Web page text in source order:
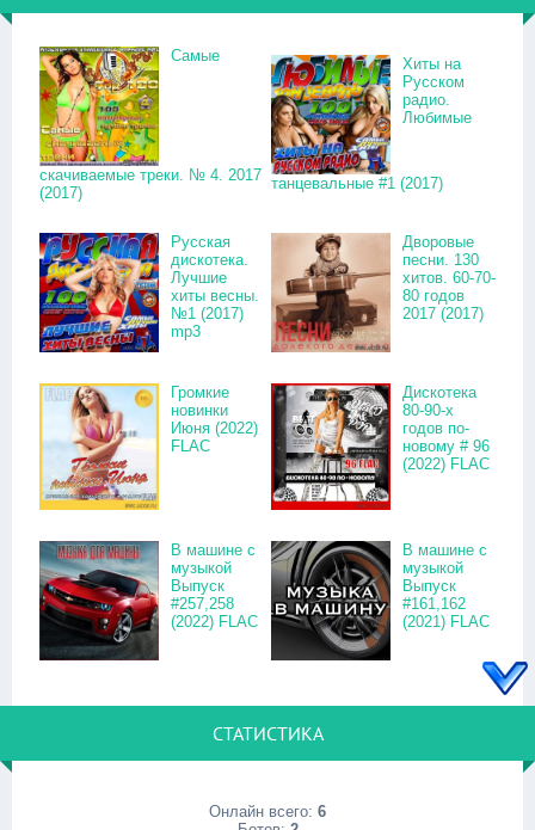
Самые
скачиваемые треки. № 4. 2017
(2017)
Хиты на
Русском
радио.
Любимые
танцевальные #1 (2017)
Русская
дискотека.
Лучшие
хиты весны.
№1 (2017)
mp3
Дворовые
песни. 130
хитов. 60-70-
80 годов
2017 (2017)
Громкие
новинки
Июня (2022)
FLAC
Дискотека
80-90-х
годов по-
новому # 96
(2022) FLAC
В машине с
музыкой
Выпуск
#257,258
(2022) FLAC
В машине с
музыкой
Выпуск
#161,162
(2021) FLAC
СТАТИСТИКА
Онлайн всего: 6